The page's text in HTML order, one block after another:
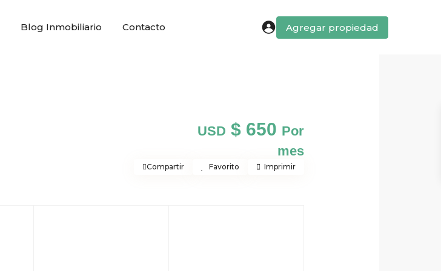
Blog Inmobiliario Contacto Agregar propiedad
USD $ 650 Por
mes
Compartir Favorito Imprimir